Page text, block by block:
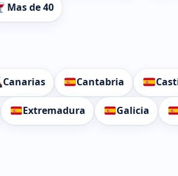
Mas de 40
Canarias Cantabria
Extremadura Galicia